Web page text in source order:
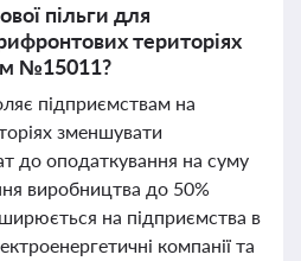
пільги для
територіях
№15011?
підприємствам на
зменшувати
до оподаткування на суму
виробництва до 50%
на підприємства в
компанії та